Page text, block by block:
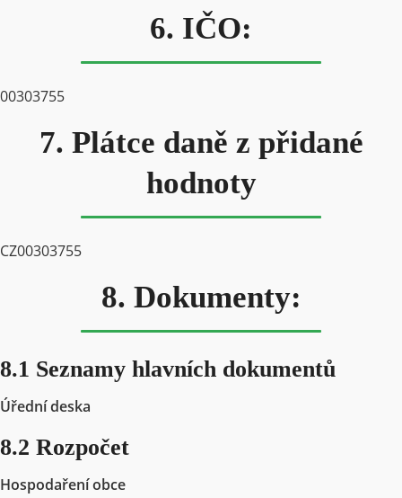
6. IČO:
00303755
7. Plátce daně z přidané
hodnoty
CZ00303755
8. Dokumenty:
8.1 Seznamy hlavních dokumentů
Úřední deska
8.2 Rozpočet
Hospodaření obce